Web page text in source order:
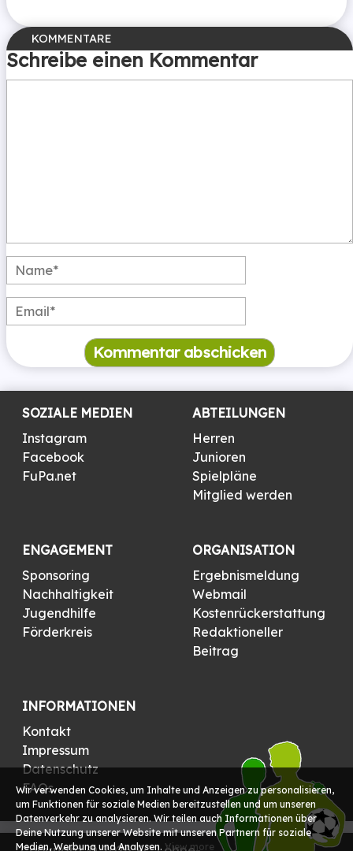
Schreibe einen Kommentar
SOZIALE MEDIEN
Instagram
Facebook
FuPa.net
ABTEILUNGEN
Herren
Junioren
Spielpläne
Mitglied werden
ENGAGEMENT
Sponsoring
Nachhaltigkeit
Jugendhilfe
Förderkreis
ORGANISATION
Ergebnismeldung
Webmail
Kostenrückerstattung
Redaktioneller
Beitrag
INFORMATIONEN
Kontakt
Impressum
Datenschutz
FAQs
Wir verwenden Cookies, um Inhalte und Anzeigen zu personalisieren,
um Funktionen für soziale Medien bereitzustellen und um unseren
Datenverkehr zu analysieren. Wir teilen auch Informationen über
Deine Nutzung unserer Website mit unseren Partnern für soziale
Medien, Werbung und Analysen. View more